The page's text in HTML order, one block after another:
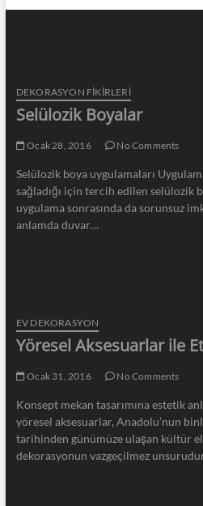
DEKORASYON FİKİRLERİ
Selülozik Boyalar
Ocak 28, 2016 No Comments
Selülozik boya uygulamaları
sağladığı için tercih edilen selülozik
uygulama sonrasında da sorunsuz
anlamda duvar…
EV DEKORASYON
Yöresel Aksesuarlar ile
Ocak 31, 2016 No Comments
Konsept mekan tasarımına estetik
yöresel aksesuarlar, Anadolu’nun
tarihinden günümüze ulaşan kültür
dekorasyonun vazgeçilmez